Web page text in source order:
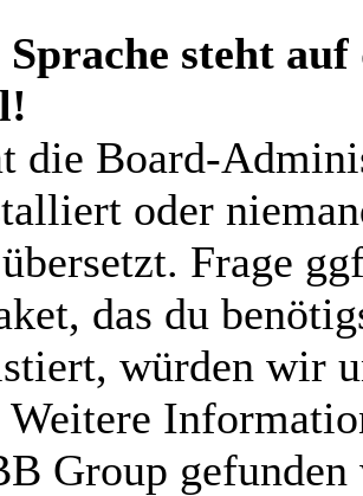
Sprache steht
die Board-
oder
Frage
das du
würden wir
Group